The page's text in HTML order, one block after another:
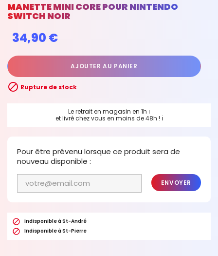
MANETTE MINI CORE POUR NINTENDO
SWITCH NOIR
34,90 €
AJOUTER AU PANIER
 Rupture de stock
Le retrait en magasin en 1h ℹ
et livré chez vous en moins de 48h ! ℹ
Pour être prévenu lorsque ce produit sera de
nouveau disponible :
ENVOYER
 Indisponible à St-André
 Indisponible à St-Pierre